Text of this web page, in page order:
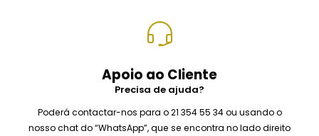
Apoio ao Cliente
Precisa de ajuda?
Poderá contactar-nos para o 21 354 55 34 ou usando o
nosso chat do “WhatsApp”, que se encontra no lado direito